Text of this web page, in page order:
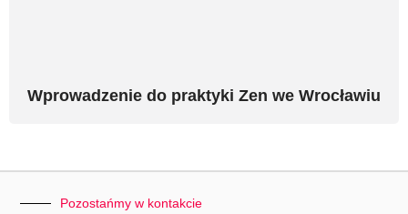
Wprowadzenie do praktyki Zen we Wrocławiu
Pozostańmy w kontakcie